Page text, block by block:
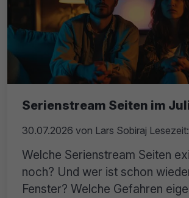
Serienstream Seiten im
30.07.2026 von Lars Sobiraj
Welche Serienstream Seiten
noch? Und wer ist schon
Fenster? Welche Gefahren